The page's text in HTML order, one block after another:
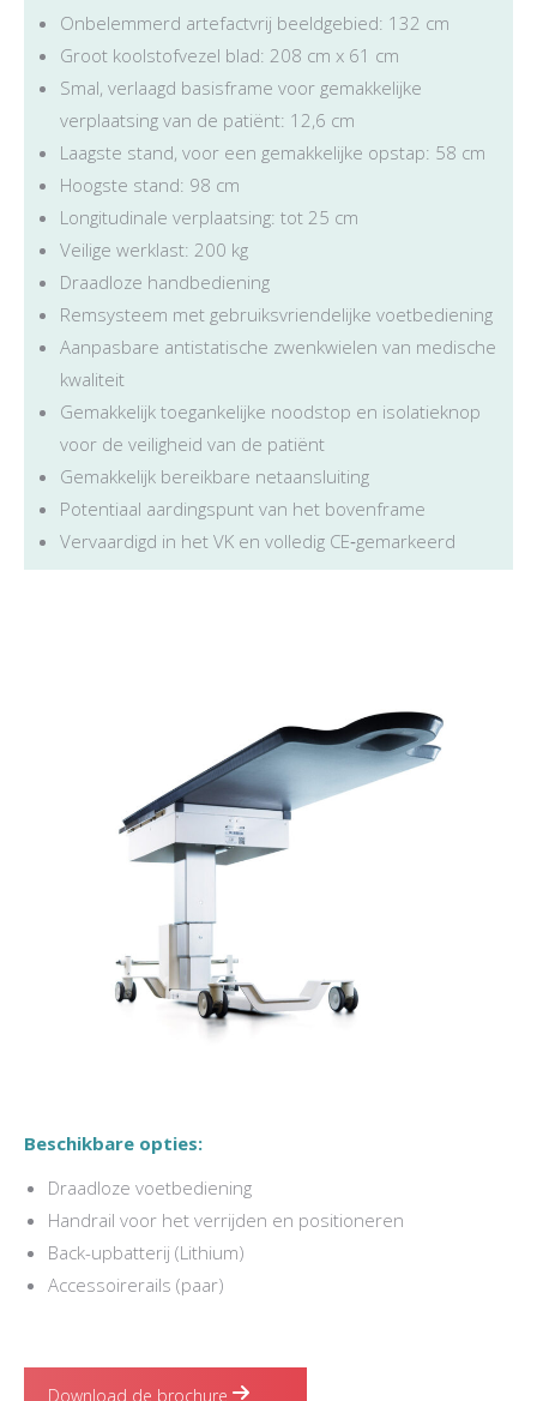
Onbelemmerd artefactvrij beeldgebied: 132 cm
Groot koolstofvezel blad: 208 cm x 61 cm
Smal, verlaagd basisframe voor gemakkelijke
verplaatsing van de patiënt: 12,6 cm
Laagste stand, voor een gemakkelijke opstap: 58 cm
Hoogste stand: 98 cm
Longitudinale verplaatsing: tot 25 cm
Veilige werklast: 200 kg
Draadloze handbediening
Remsysteem met gebruiksvriendelijke voetbediening
Aanpasbare antistatische zwenkwielen van medische
kwaliteit
Gemakkelijk toegankelijke noodstop en isolatieknop
voor de veiligheid van de patiënt
Gemakkelijk bereikbare netaansluiting
Potentiaal aardingspunt van het bovenframe
Vervaardigd in het VK en volledig CE‑gemarkeerd
Beschikbare opties:
Draadloze voetbediening
Handrail voor het verrijden en positioneren
Back-upbatterij (Lithium)
Accessoirerails (paar)
Download de brochure